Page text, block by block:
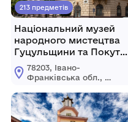
213 предметів
Національний музей
народного мистецтва
Гуцульщини та Покуття
імені Й. Кобринського
78203, Івано-
Франківська обл., м.
Театральна, 25